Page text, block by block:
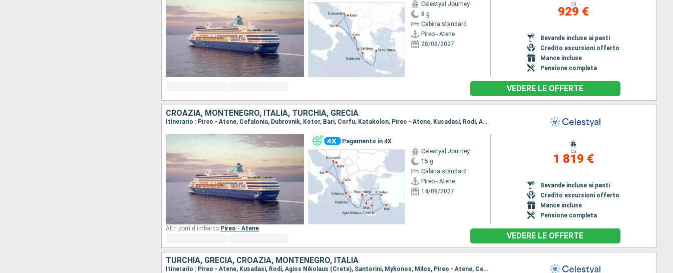
Celestyal Journey
8 g
Cabina standard
Pireo - Atene
28/08/2027
da
929 €
Bevande incluse ai pasti
Credito escursioni offerto
Mance incluse
Pensione completa
VEDERE LE OFFERTE
CROAZIA, MONTENEGRO, ITALIA, TURCHIA, GRECIA
Itinerario : Pireo - Atene, Cefalonia, Dubrovnik, Kotor, Bari, Corfu, Katakolon, Pireo - Atene, Kusadasi, Rodi, Agios Nikolaus (Crete), Santorini, Mykonos, Milos, Pireo - Atene
Pagamento in 4X
Celestyal Journey
15 g
Cabina standard
Pireo - Atene
14/08/2027
da
1 819 €
Bevande incluse ai pasti
Credito escursioni offerto
Mance incluse
Pensione completa
Altri porti d'imbarco: Pireo - Atene
VEDERE LE OFFERTE
TURCHIA, GRECIA, CROAZIA, MONTENEGRO, ITALIA
Itinerario : Pireo - Atene, Kusadasi, Rodi, Agios Nikolaus (Crete), Santorini, Mykonos, Milos, Pireo - Atene, Cefalonia, Dubrovnik, Kotor, Bari, Corfu, Katakolon, Pireo - Atene